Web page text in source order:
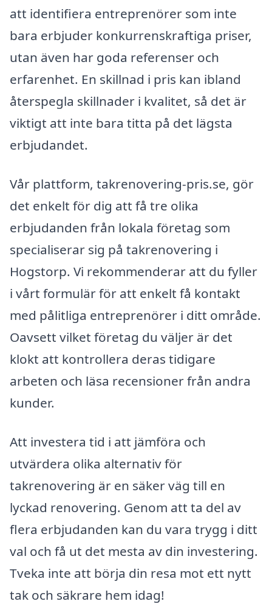
att identifiera entreprenörer som inte
bara erbjuder konkurrenskraftiga priser,
utan även har goda referenser och
erfarenhet. En skillnad i pris kan ibland
återspegla skillnader i kvalitet, så det är
viktigt att inte bara titta på det lägsta
erbjudandet.
Vår plattform, takrenovering-pris.se, gör
det enkelt för dig att få tre olika
erbjudanden från lokala företag som
specialiserar sig på takrenovering i
Hogstorp. Vi rekommenderar att du fyller
i vårt formulär för att enkelt få kontakt
med pålitliga entreprenörer i ditt område.
Oavsett vilket företag du väljer är det
klokt att kontrollera deras tidigare
arbeten och läsa recensioner från andra
kunder.
Att investera tid i att jämföra och
utvärdera olika alternativ för
takrenovering är en säker väg till en
lyckad renovering. Genom att ta del av
flera erbjudanden kan du vara trygg i ditt
val och få ut det mesta av din investering.
Tveka inte att börja din resa mot ett nytt
tak och säkrare hem idag!